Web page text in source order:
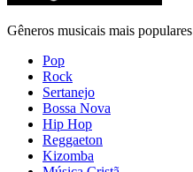
Gêneros musicais mais populares
Pop
Rock
Sertanejo
Bossa Nova
Hip Hop
Reggaeton
Kizomba